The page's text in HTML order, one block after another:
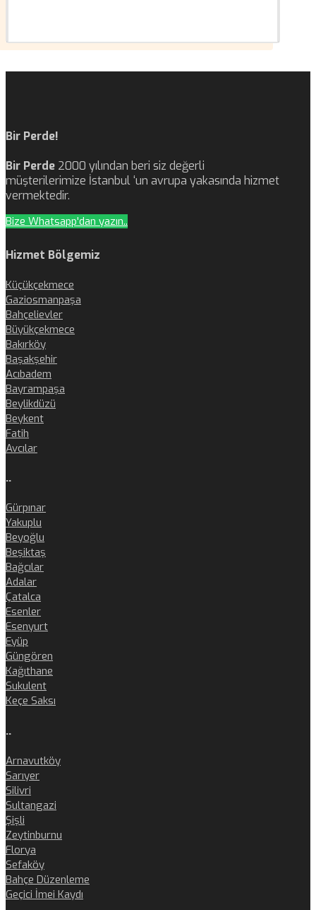
Bir Perde!
Bir Perde 2000 yılından beri siz değerli
müşterilerimize İstanbul ‘un avrupa yakasında hizmet
vermektedir.
Bize Whatsapp'dan yazın..
Hizmet Bölgemiz
Küçükçekmece
Gaziosmanpaşa
Bahçelievler
Büyükçekmece
Bakırköy
Başakşehir
Acıbadem
Bayrampaşa
Beylikdüzü
Beykent
Fatih
Avcılar
..
Gürpınar
Yakuplu
Beyoğlu
Beşiktaş
Bağcılar
Adalar
Çatalca
Esenler
Esenyurt
Eyüp
Güngören
Kağıthane
Sukulent
Keçe Saksı
..
Arnavutköy
Sarıyer
Silivri
Sultangazi
Şişli
Zeytinburnu
Florya
Sefaköy
Bahçe Düzenleme
Geçici İmei Kaydı